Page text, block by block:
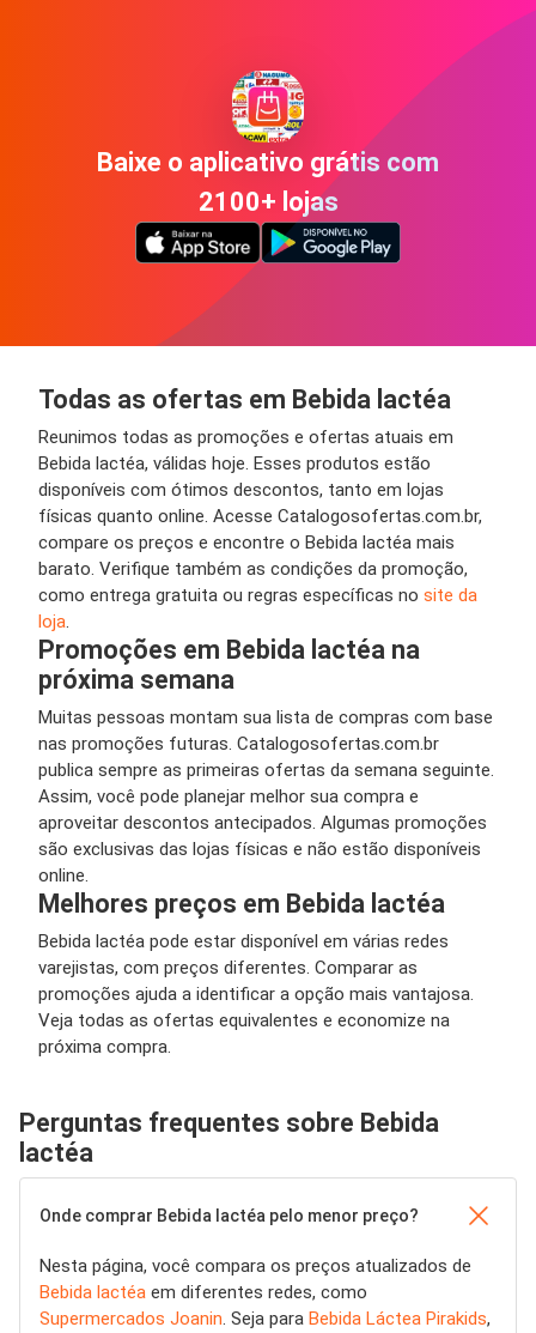
Baixe o aplicativo grátis com
2100+ lojas
Todas as ofertas em Bebida lactéa
Reunimos todas as promoções e ofertas atuais em
Bebida lactéa, válidas hoje. Esses produtos estão
disponíveis com ótimos descontos, tanto em lojas
físicas quanto online. Acesse Catalogosofertas.com.br,
compare os preços e encontre o Bebida lactéa mais
barato. Verifique também as condições da promoção,
como entrega gratuita ou regras específicas no site da
loja.
Promoções em Bebida lactéa na
próxima semana
Muitas pessoas montam sua lista de compras com base
nas promoções futuras. Catalogosofertas.com.br
publica sempre as primeiras ofertas da semana seguinte.
Assim, você pode planejar melhor sua compra e
aproveitar descontos antecipados. Algumas promoções
são exclusivas das lojas físicas e não estão disponíveis
online.
Melhores preços em Bebida lactéa
Bebida lactéa pode estar disponível em várias redes
varejistas, com preços diferentes. Comparar as
promoções ajuda a identificar a opção mais vantajosa.
Veja todas as ofertas equivalentes e economize na
próxima compra.
Perguntas frequentes sobre Bebida
lactéa
Onde comprar Bebida lactéa pelo menor preço?
Nesta página, você compara os preços atualizados de
Bebida lactéa em diferentes redes, como
Supermercados Joanin. Seja para Bebida Láctea Pirakids,